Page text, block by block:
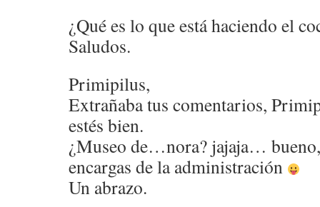
¿Qué es lo que está haciendo el
Saludos.
Primipilus,
Extrañaba tus comentarios,
estés bien.
¿Museo de…nora? jajaja…
encargas de la administración
Un abrazo.